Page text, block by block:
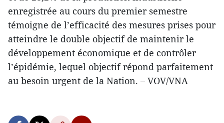
enregistrée au cours du premier semestre
témoigne de l’efficacité des mesures prises pour
atteindre le double objectif de maintenir le
développement économique et de contrôler
l’épidémie, lequel objectif répond parfaitement
au besoin urgent de la Nation. – VOV/VNA